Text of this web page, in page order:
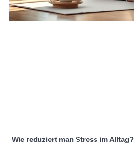
Wie reduziert man Stress im Alltag?